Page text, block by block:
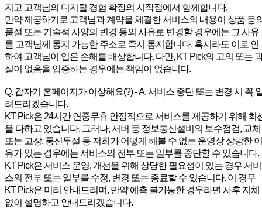
지고 고객님의 디지털 경험 확장의 시작점에서 함께합니다.
만약 제공하기로 고객님과 계약을 체결한 서비스의 내용이 상품 등
품절 또는 기술적 사양의 변경 등의 사유로 변경할 경우에는 그 사유
를 고객님께 통지 가능한 주소로 즉시 통지합니다. 혹시라도 이로 인
하여 고객님이 입은 손해를 배상합니다. 다만, KT Pick의 고의 또는
실이 없음을 입증하는 경우에는 책임이 없습니다.
Q. 갑자기 홈페이지가 이상해요(?) - A. 서비스 중단 또는 변경 시 꼭
려드리겠습니다.
KT Pick은 24시간 연중무휴 안정적으로 서비스를 제공하기 위해 최
을 다하고 있습니다. 그러나, 서버 등 정보통신설비의 보수점검, 교체
또는 고장, 통신두절 등 저희가 어떻게 해볼 수 없는 운영상 상당한 이
유가 있는 경우에는 서비스의 전부 또는 일부를 중단할 수 있습니다.
KT Pick은 서비스 운영, 개선을 위해 상당한 필요성이 있는 경우 서비
스의 전부 또는 일부를 수정, 변경 또는 종료할 수 있습니다. 이 경우
KT Pick은 미리 안내드리며, 만약 예측 불가능한 경우라면 사후 지체
없이 설명하고 안내드리겠습니다.